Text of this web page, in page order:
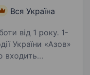
Вся Україна
від 1 року. 1-
України «Азов»
входить